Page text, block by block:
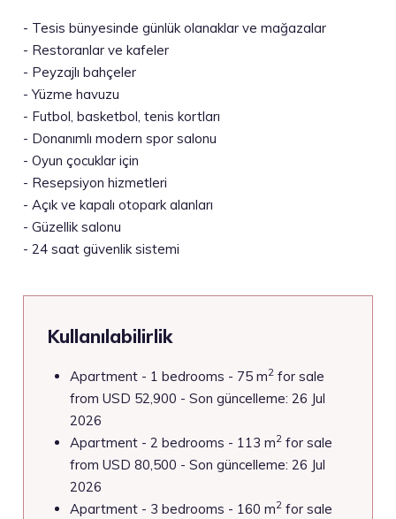
- Tesis bünyesinde günlük olanaklar ve mağazalar
- Restoranlar ve kafeler
- Peyzajlı bahçeler
- Yüzme havuzu
- Futbol, basketbol, tenis kortları
- Donanımlı modern spor salonu
- Oyun çocuklar için
- Resepsiyon hizmetleri
-Açık ve kapalı otopark alanları
- Güzellik salonu
- 24 saat güvenlik sistemi
Kullanılabilirlik
Apartment - 1 bedrooms - 75 m2for sale
from USD 52,900 - Son güncelleme: 26 Jul
2026
Apartment - 2 bedrooms - 113 m2for sale
from USD 80,500 - Son güncelleme: 26 Jul
2026
Apartment - 3 bedrooms - 160 m2for sale